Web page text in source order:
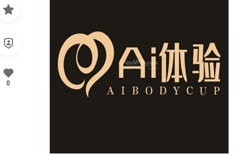
0